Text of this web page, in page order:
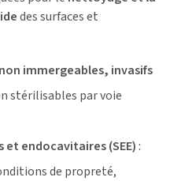
des surfaces et
non immergeables, invasifs
stérilisables par voie
endocavitaires (SEE) :
de propreté,